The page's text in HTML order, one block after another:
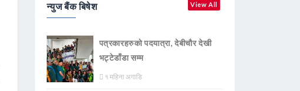
न्युज बैंक बिषेश View All
पत्रकारहरुको पदयात्रा, देबीचौर देखी
भट्टेडाँडा सम्म
१ महिना अगाडि